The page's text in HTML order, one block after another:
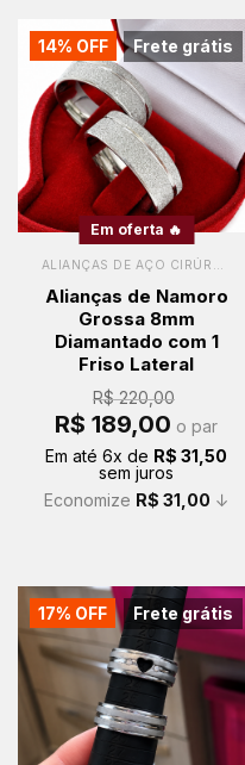
Frete grátis
14% OFF
Em oferta 🔥
ALIANÇAS DE AÇO CIRÚRGICO
Alianças de Namoro
Grossa 8mm
Diamantado com 1
Friso Lateral
R$220,00
O
preço
era:
R$ 220,00.
R$ 189,00 preço
é:
R$ 189,00.
o par
Em até 6x de R$ 31,50
sem juros
Economize R$ 31,00 ↓
Frete grátis
17% OFF